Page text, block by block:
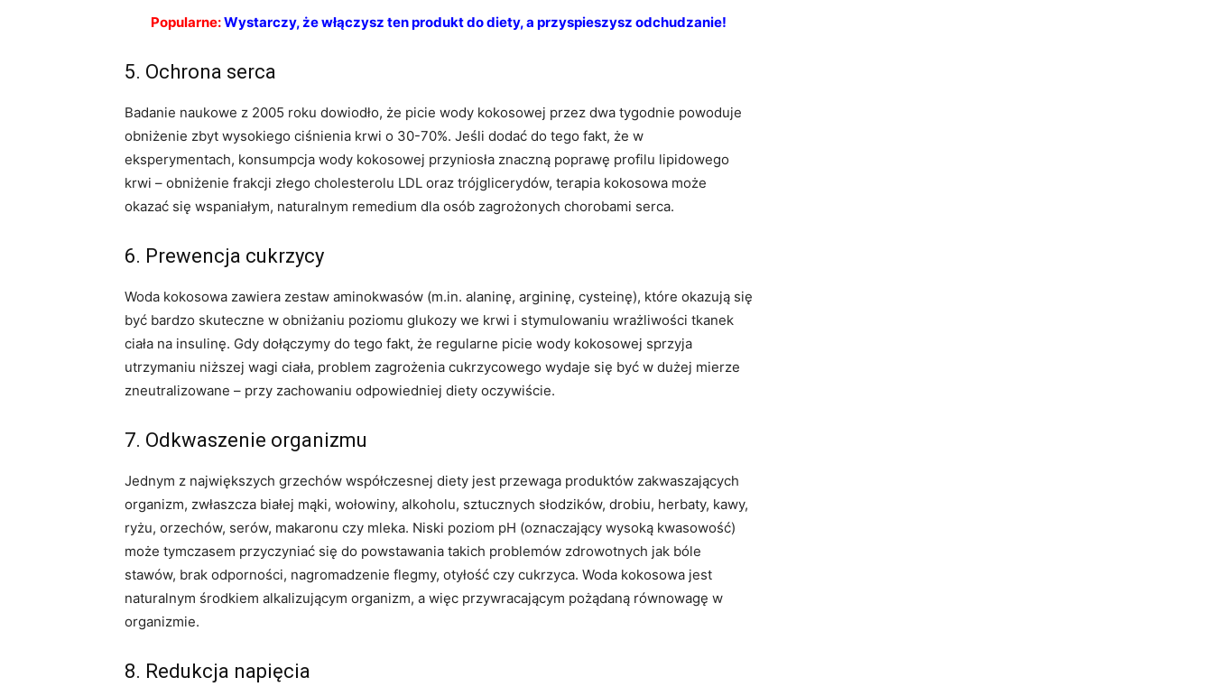
Popularne:Wystarczy, że włączysz ten produkt do diety, a przyspieszysz odchudzanie!
5. Ochrona serca
Badanie naukowe z 2005 roku dowiodło, że picie wody kokosowej przez dwa tygodnie powoduje
obniżenie zbyt wysokiego ciśnienia krwi o 30-70%. Jeśli dodać do tego fakt, że w
eksperymentach, konsumpcja wody kokosowej przyniosła znaczną poprawę profilu lipidowego
krwi – obniżenie frakcji złego cholesterolu LDL oraz trójglicerydów, terapia kokosowa może
okazać się wspaniałym, naturalnym remedium dla osób zagrożonych chorobami serca.
6. Prewencja cukrzycy
Woda kokosowa zawiera zestaw aminokwasów (m.in. alaninę, argininę, cysteinę), które okazują się
być bardzo skuteczne w obniżaniu poziomu glukozy we krwi i stymulowaniu wrażliwości tkanek
ciała na insulinę. Gdy dołączymy do tego fakt, że regularne picie wody kokosowej sprzyja
utrzymaniu niższej wagi ciała, problem zagrożenia cukrzycowego wydaje się być w dużej mierze
zneutralizowane – przy zachowaniu odpowiedniej diety oczywiście.
7. Odkwaszenie organizmu
Jednym z największych grzechów współczesnej diety jest przewaga produktów zakwaszających
organizm, zwłaszcza białej mąki, wołowiny, alkoholu, sztucznych słodzików, drobiu, herbaty, kawy,
ryżu, orzechów, serów, makaronu czy mleka. Niski poziom pH (oznaczający wysoką kwasowość)
może tymczasem przyczyniać się do powstawania takich problemów zdrowotnych jak bóle
stawów, brak odporności, nagromadzenie flegmy, otyłość czy cukrzyca. Woda kokosowa jest
naturalnym środkiem alkalizującym organizm, a więc przywracającym pożądaną równowagę w
organizmie.
8. Redukcja napięcia